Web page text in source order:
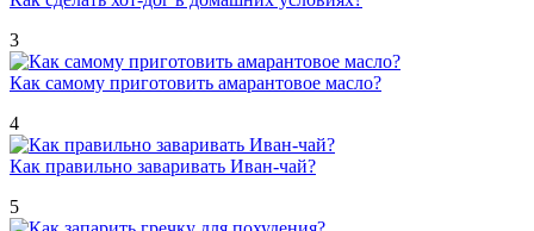
3
Как самому приготовить амарантовое масло?
4
Как правильно заваривать Иван-чай?
5